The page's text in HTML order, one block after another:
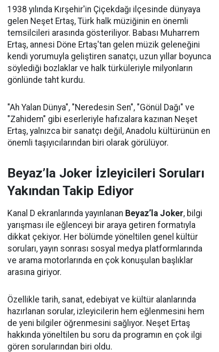
1938 yılında Kırşehir'in Çiçekdağı ilçesinde dünyaya
gelen Neşet Ertaş, Türk halk müziğinin en önemli
temsilcileri arasında gösteriliyor. Babası Muharrem
Ertaş, annesi Döne Ertaş'tan gelen müzik geleneğini
kendi yorumuyla geliştiren sanatçı, uzun yıllar boyunca
söylediği bozlaklar ve halk türküleriyle milyonların
gönlünde taht kurdu.
"Ah Yalan Dünya", "Neredesin Sen", "Gönül Dağı" ve
"Zahidem" gibi eserleriyle hafızalara kazınan Neşet
Ertaş, yalnızca bir sanatçı değil, Anadolu kültürünün en
önemli taşıyıcılarından biri olarak görülüyor.
Beyaz’la Joker İzleyicileri Soruları
Yakından Takip Ediyor
Kanal D ekranlarında yayınlanan Beyaz’la Joker, bilgi
yarışması ile eğlenceyi bir araya getiren formatıyla
dikkat çekiyor. Her bölümde yöneltilen genel kültür
soruları, yayın sonrası sosyal medya platformlarında
ve arama motorlarında en çok konuşulan başlıklar
arasına giriyor.
Özellikle tarih, sanat, edebiyat ve kültür alanlarında
hazırlanan sorular, izleyicilerin hem eğlenmesini hem
de yeni bilgiler öğrenmesini sağlıyor. Neşet Ertaş
hakkında yöneltilen bu soru da programın en çok ilgi
gören sorularından biri oldu.